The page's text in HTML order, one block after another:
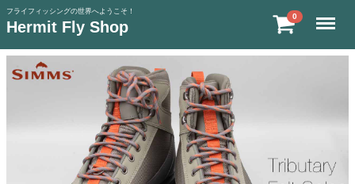
フライフィッシングの世界へようこそ！
Hermit Fly Shop
0 Menu